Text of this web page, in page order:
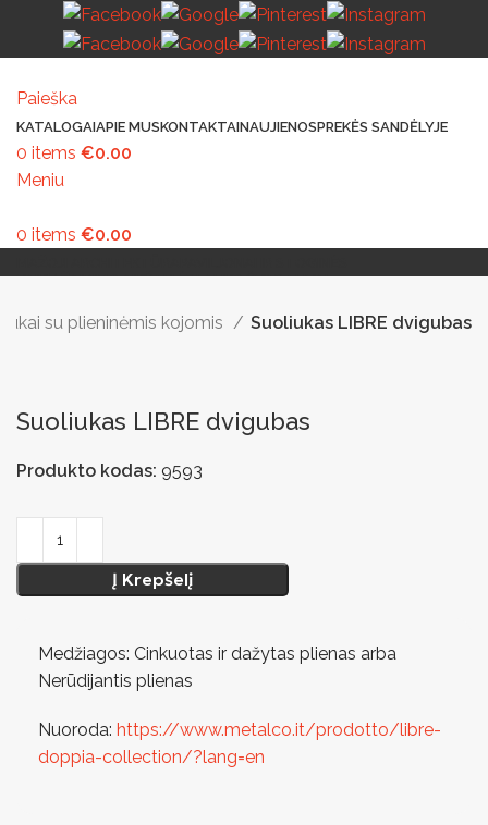
Paieška
KATALOGAIAPIE MUSKONTAKTAINAUJIENOSPREKĖS SANDĖLYJE
0 items €0.00
Meniu
0 items €0.00
VAIKŲ ŽAIDIMO AIKŠTELĖSLAUKO ŠVIESTUVAI
su plieninėmis kojomis Suoliukas LIBRE dvigubas
Suoliukas LIBRE dvigubas
Produkto kodas: 9593
Į Krepšelį
Medžiagos: Cinkuotas ir dažytas plienas arba
Nerūdijantis plienas
Nuoroda: https://www.metalco.it/prodotto/libre-
doppia-collection/?lang=en